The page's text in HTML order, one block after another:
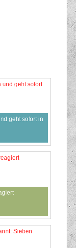
geht sofort in